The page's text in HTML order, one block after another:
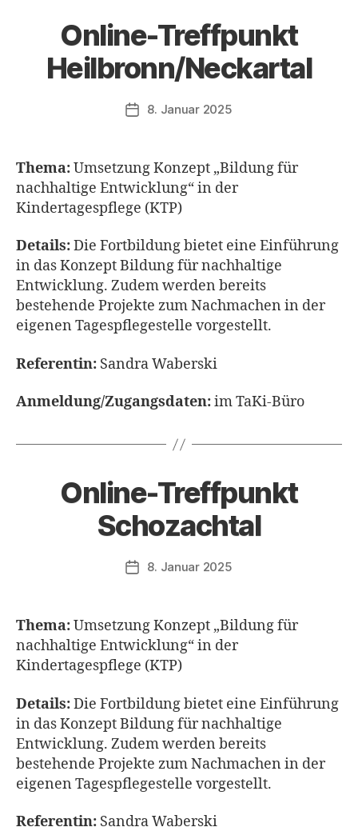
Online-Treffpunkt
Heilbronn/Neckartal
Veröffentlichungsdatum
8. Januar 2025
Thema:Umsetzung Konzept „Bildung für
nachhaltige Entwicklung“ in der
Kindertagespflege (KTP)
Details:Die Fortbildung bietet eine Einführung
in das Konzept Bildung für nachhaltige
Entwicklung. Zudem werden bereits
bestehende Projekte zum Nachmachen in der
eigenen Tagespflegestelle vorgestellt.
Referentin: Sandra Waberski
Anmeldung/Zugangsdaten:im TaKi-Büro
Online-Treffpunkt
Schozachtal
Veröffentlichungsdatum
8. Januar 2025
Thema:Umsetzung Konzept „Bildung für
nachhaltige Entwicklung“ in der
Kindertagespflege (KTP)
Details:Die Fortbildung bietet eine Einführung
in das Konzept Bildung für nachhaltige
Entwicklung. Zudem werden bereits
bestehende Projekte zum Nachmachen in der
eigenen Tagespflegestelle vorgestellt.
Referentin: Sandra Waberski